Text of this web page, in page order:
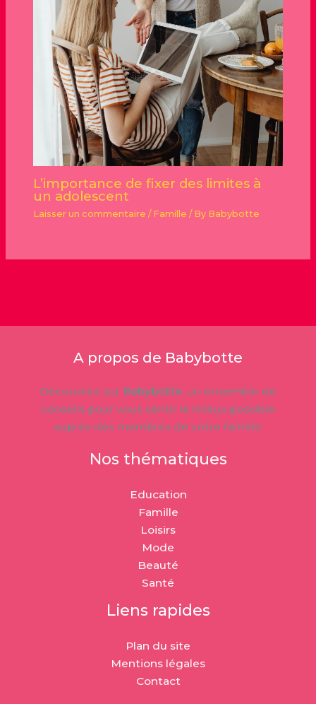
L’importance de fixer des limites à
un adolescent
Laisser un commentaire / Famille / By Babybotte
A propos de Babybotte
Découvrez sur Babybotte, un ensemble de
conseils pour vous sentir le mieux possible
auprès des membres de votre famille.
Nos thématiques
Education
Famille
Loisirs
Mode
Beauté
Santé
Liens rapides
Plan du site
Mentions légales
Contact